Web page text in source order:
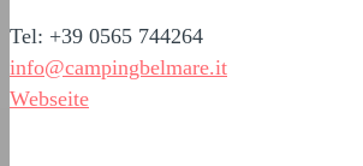
Tel: +39 0565 744264
info@campingbelmare.it
Webseite